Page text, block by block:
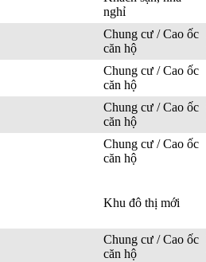
nghỉ
Chung cư / Cao ốc
căn hộ
Chung cư / Cao ốc
căn hộ
Chung cư / Cao ốc
căn hộ
Chung cư / Cao ốc
căn hộ
Khu đô thị mới
Chung cư / Cao ốc
căn hộ